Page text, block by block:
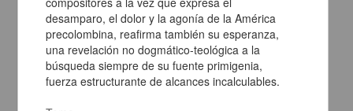
Desarrollo social: investigación bibliotecológica, información y
bibliotecas
El desarrollo social es un fenómeno multidimensional, denota un
proceso que permite la promoción del bienestar de las personas.
Entre sus ideales destaca lograr sociedades inclusivas e
igualitarias; precisa relaciones sociales en las que haya un
desamparo, el dolor y la agonía de la América
precolombina, reafirma también su esperanza,
una revelación no dogmático-teológica a la
búsqueda siempre de su fuente primigenia,
fuerza estructurante de alcances incalculables.